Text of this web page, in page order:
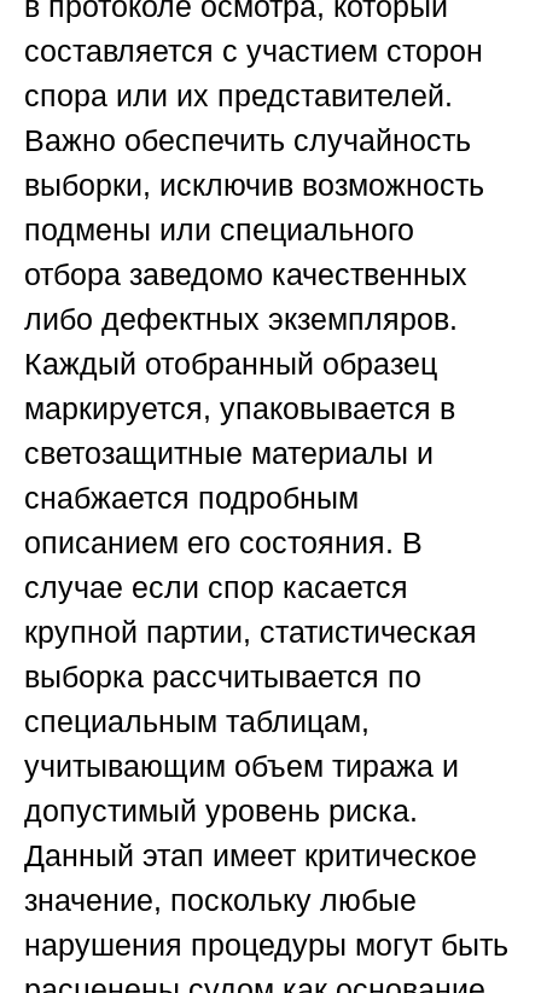
составляется с участием сторон
спора или их представителей.
Важно обеспечить случайность
выборки, исключив возможность
подмены или специального
отбора заведомо качественных
либо дефектных экземпляров.
Каждый отобранный образец
маркируется, упаковывается в
светозащитные материалы и
снабжается подробным
описанием его состояния. В
случае если спор касается
крупной партии, статистическая
выборка рассчитывается по
специальным таблицам,
учитывающим объем тиража и
допустимый уровень риска.
Данный этап имеет критическое
значение, поскольку любые
нарушения процедуры могут быть